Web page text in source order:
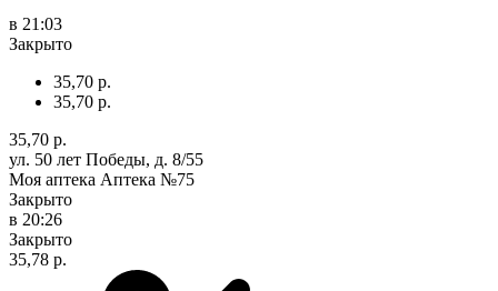
в 21:03
Закрыто
35,70 р.
35,70 р.
35,70 р.
ул. 50 лет Победы, д. 8/55
Моя аптека Аптека №75
Закрыто
в 20:26
Закрыто
35,78 р.